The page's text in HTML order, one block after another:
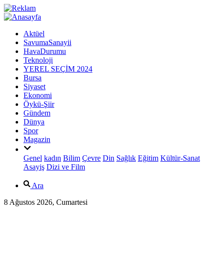
Aktüel
SavumaSanayii
HavaDurumu
Teknoloji
YEREL SEÇİM 2024
Bursa
Siyaset
Ekonomi
Öykü-Şiir
Gündem
Dünya
Spor
Magazin
Genel kadın Bilim Çevre Din Sağlık Eğitim Kültür-Sanat
Asayiş Dizi ve Film
Ara
8 Ağustos 2026, Cumartesi